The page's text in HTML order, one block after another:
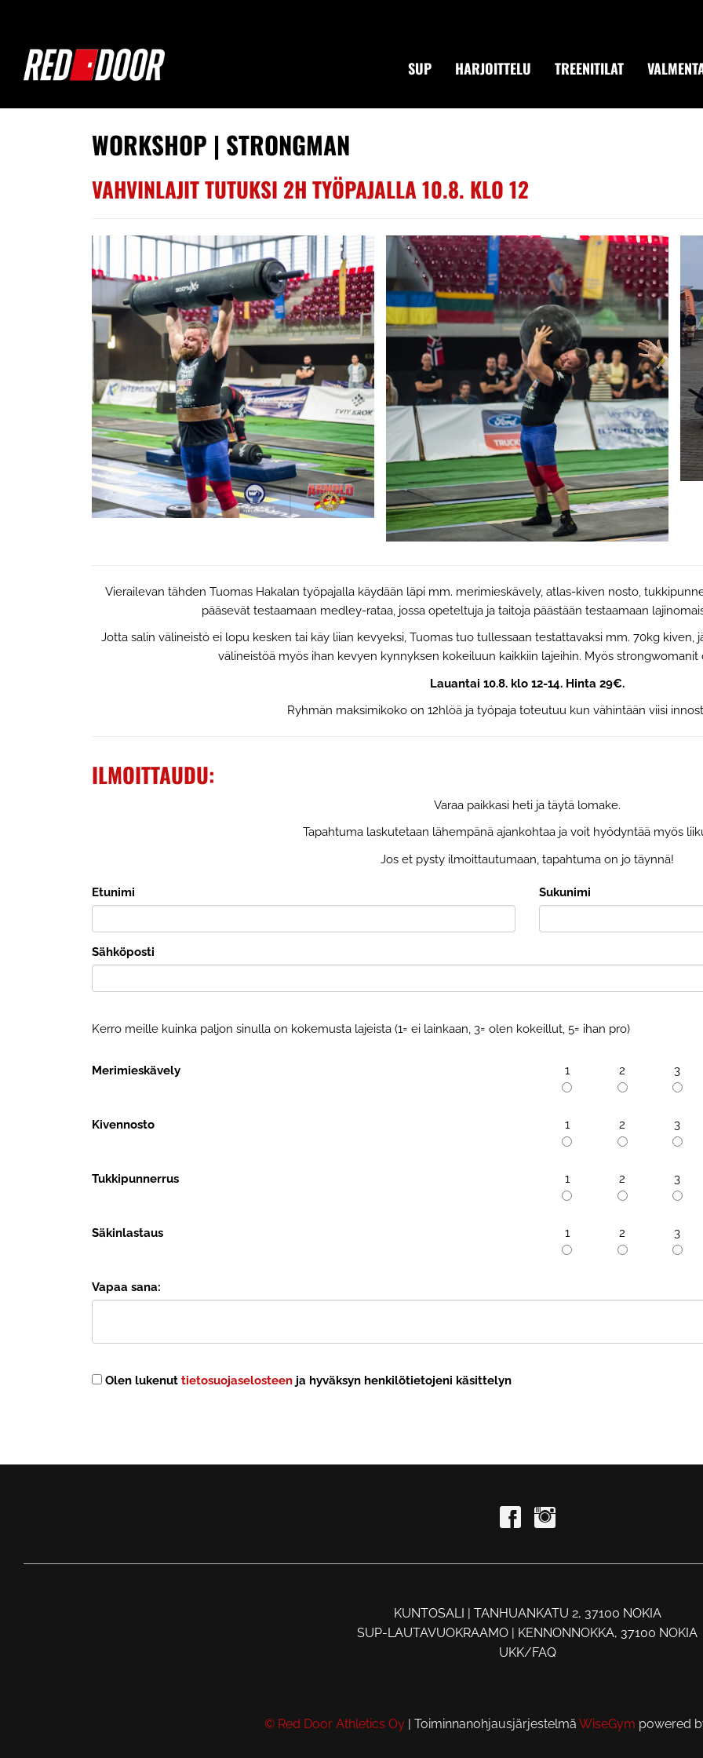
SUP HARJOITTELU TREENITILAT
WORKSHOP | STRONGMAN
VAHVINLAJIT TUTUKSI 2H TYÖPAJALLA 10.8. KLO 12
Vierailevan tähden Tuomas Hakalan työpajalla käydään läpi mm. merimieskävely, atlas-kiven nosto,
pääsevät testaamaan medley-rataa, jossa opeteltuja ja taitoja päästään testaamaan
Jotta salin välineistö ei lopu kesken tai käy liian kevyeksi, Tuomas tuo tullessaan testattavaksi mm. 70kg kiven,
välineistöä myös ihan kevyen kynnyksen kokeiluun kaikkiin lajeihin. Myös
Lauantai 10.8. klo 12-14. Hinta 29€.
Ryhmän maksimikoko on 12hlöä ja työpaja toteutuu kun vähintään viisi
ILMOITTAUDU:
Varaa paikkasi heti ja täytä lomake.
Tapahtuma laskutetaan lähempänä ajankohtaa ja voit hyödyntää myös
Jos et pysty ilmoittautumaan, tapahtuma on jo täynnä!
Etunimi Sukunimi
Sähköposti
Kerro meille kuinka paljon sinulla on kokemusta lajeista (1= ei lainkaan, 3= olen kokeillut, 5= ihan pro)
Merimieskävely 1 2 3
Kivennosto 1 2 3
Tukkipunnerrus 1 2 3
Säkinlastaus 1 2 3
Vapaa sana:
Olen lukenut tietosuojaselosteen ja hyväksyn henkilötietojeni käsittelyn
KUNTOSALI | TANHUANKATU 2, 37100 NOKIA
SUP-LAUTAVUOKRAAMO | KENNONNOKKA, 37100 NOKIA
UKK/FAQ
© Red Door Athletics Oy | Toiminnanohjausjärjestelmä WiseGym powered